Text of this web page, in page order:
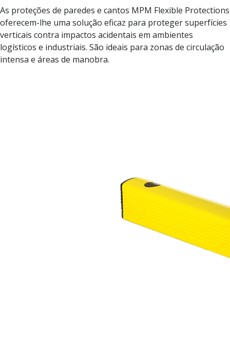
As proteções de paredes e cantos MPM Flexible Protections
oferecem-lhe uma solução eficaz para proteger superfícies
verticais contra impactos acidentais em ambientes
logísticos e industriais. São ideais para zonas de circulação
intensa e áreas de manobra.